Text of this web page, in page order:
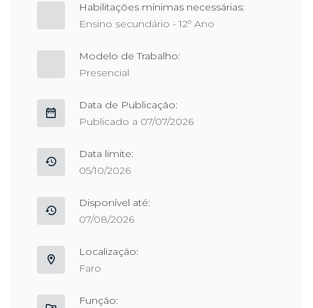
Habilitações mínimas necessárias:
Ensino secundário - 12º Ano
Modelo de Trabalho:
Presencial
Data de Publicação:
Publicado a 07/07/2026
Data limite:
05/10/2026
Disponível até:
07/08/2026
Localização:
Faro
Função: